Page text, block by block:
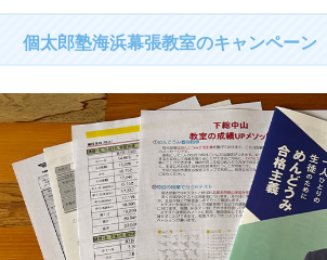
個太郎塾海浜幕張教室のキャンペーン